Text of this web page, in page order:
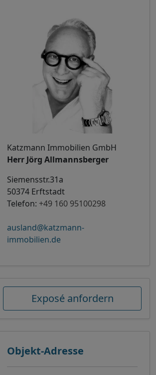
Katzmann Immobilien GmbH
Herr Jörg Allmannsberger
Siemensstr.31a
50374 Erftstadt
Telefon: +49 160 95100298
ausland@katzmann-
immobilien.de
Exposé anfordern
Objekt-Adresse